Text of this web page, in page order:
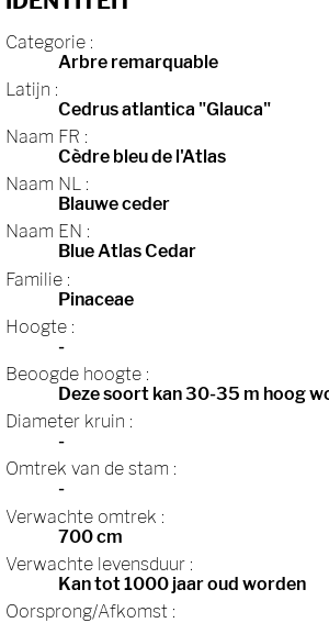
Categorie :
Arbre remarquable
Latijn :
Cedrus atlantica "Glauca"
Naam FR :
Cèdre bleu de l'Atlas
Naam NL :
Blauwe ceder
Naam EN :
Blue Atlas Cedar
Familie :
Pinaceae
Hoogte :
-
Beoogde hoogte :
Deze soort kan 30-35 m hoog
Diameter kruin :
-
Omtrek van de stam :
-
Verwachte omtrek :
700 cm
Verwachte levensduur :
Kan tot 1000 jaar oud worden
Oorsprong/Afkomst :